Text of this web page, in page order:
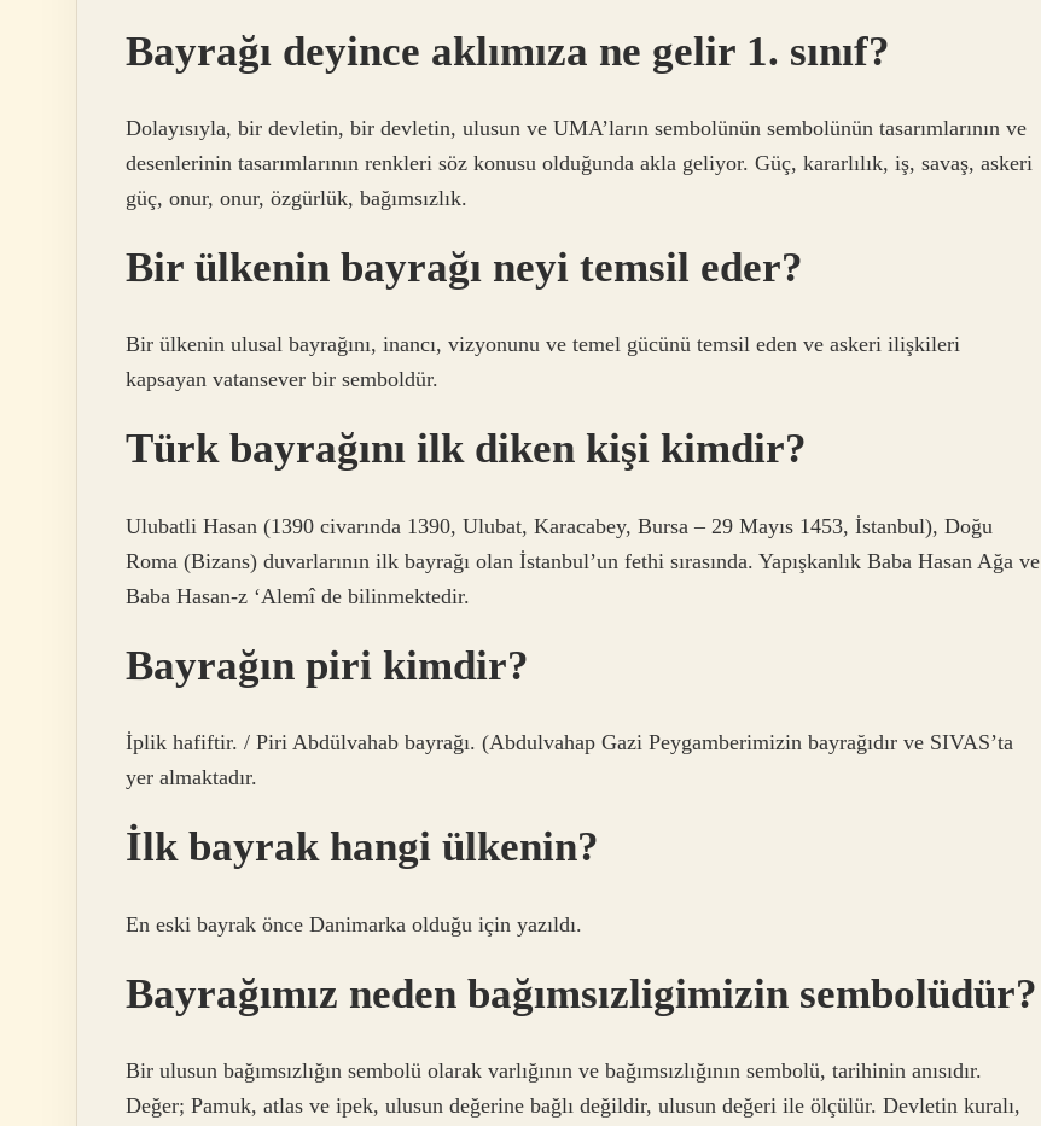
Bayrağı deyince aklımıza ne gelir 1. sınıf?
Dolayısıyla, bir devletin, bir devletin, ulusun ve UMA’ların sembolünün sembolünün tasarımlarının ve
desenlerinin tasarımlarının renkleri söz konusu olduğunda akla geliyor. Güç, kararlılık, iş, savaş, askeri
güç, onur, onur, özgürlük, bağımsızlık.
Bir ülkenin bayrağı neyi temsil eder?
Bir ülkenin ulusal bayrağını, inancı, vizyonunu ve temel gücünü temsil eden ve askeri ilişkileri
kapsayan vatansever bir semboldür.
Türk bayrağını ilk diken kişi kimdir?
Ulubatli Hasan (1390 civarında 1390, Ulubat, Karacabey, Bursa – 29 Mayıs 1453, İstanbul), Doğu
Roma (Bizans) duvarlarının ilk bayrağı olan İstanbul’un fethi sırasında. Yapışkanlık Baba Hasan Ağa ve
Baba Hasan-z ‘Alemî de bilinmektedir.
Bayrağın piri kimdir?
İplik hafiftir. / Piri Abdülvahab bayrağı. (Abdulvahap Gazi Peygamberimizin bayrağıdır ve SIVAS’ta
yer almaktadır.
İlk bayrak hangi ülkenin?
En eski bayrak önce Danimarka olduğu için yazıldı.
Bayrağımız neden bağımsızligimizin sembolüdür?
Bir ulusun bağımsızlığın sembolü olarak varlığının ve bağımsızlığının sembolü, tarihinin anısıdır.
Değer; Pamuk, atlas ve ipek, ulusun değerine bağlı değildir, ulusun değeri ile ölçülür. Devletin kuralı,